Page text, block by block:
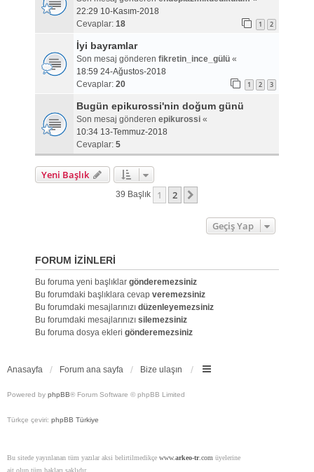
22:29 10-Kasım-2018
Cevaplar: 18 1 2
İyi bayramlar
Son mesaj gönderen fikretin_ince_gülü«
18:59 24-Ağustos-2018
Cevaplar: 20 1 2 3
Bugün epikurossi'nin doğum günü
Son mesaj gönderen epikurossi«
10:34 13-Temmuz-2018
Cevaplar: 5
Yeni Başlık
39 Başlık 1 2
Geçiş Yap
FORUM IZINLERI
Bu foruma yeni başlıklar gönderemezsiniz
Bu forumdaki başlıklara cevap veremezsiniz
Bu forumdaki mesajlarınızı düzenleyemezsiniz
Bu forumdaki mesajlarınızı silemezsiniz
Bu foruma dosya ekleri gönderemezsiniz
Anasayfa Forum ana sayfa Bize ulaşın
Powered by phpBB® Forum Software © phpBB Limited
Türkçe çeviri: phpBB Türkiye
Bu sitede yayınlanan tüm yazılar aksi belirtilmedikçe www.arkeo-tr.com üyelerine
ait olup tüm hakları saklıdır.